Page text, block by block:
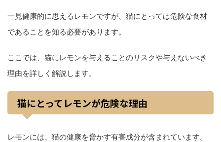
一見健康的に思えるレモンですが、猫にとっては危険な食材
であることを知る必要があります。
ここでは、猫にレモンを与えることのリスクや与えないべき
理由を詳しく解説します。
猫にとってレモンが危険な理由
レモンには、猫の健康を脅かす有害成分が含まれています。